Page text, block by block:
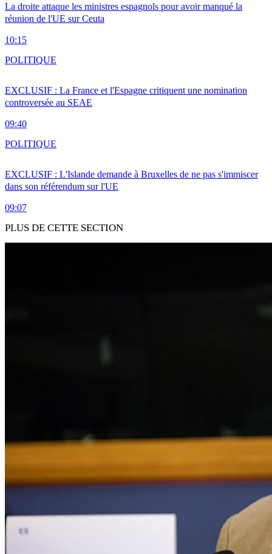
La droite attaque les ministres espagnols pour avoir manqué la
réunion de l'UE sur Ceuta
10:15
EXCLUSIF : La France et l'Espagne critiquent une nomination
controversée au SEAE
09:40
POLITIQUE
EXCLUSIF : L'Islande demande à Bruxelles de ne pas s'immiscer
dans son référendum sur l'UE
09:07
POLITIQUE
PLUS DE CETTE SECTION